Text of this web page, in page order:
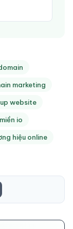
marketing
website
io
hiệu online